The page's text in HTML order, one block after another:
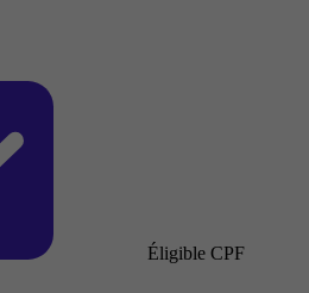
Éligible CPF